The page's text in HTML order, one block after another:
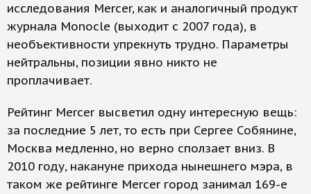
исследования Mercer, как и аналогичный продукт
журнала Monocle (выходит с 2007 года), в
необъективности упрекнуть трудно. Параметры
нейтральны, позиции явно никто не
проплачивает.
Рейтинг Mercer высветил одну интересную вещь:
за последние 5 лет, то есть при Сергее Собянине,
Москва медленно, но верно сползает вниз. В
2010 году, накануне прихода нынешнего мэра, в
таком же рейтинге Mercer город занимал 169-е